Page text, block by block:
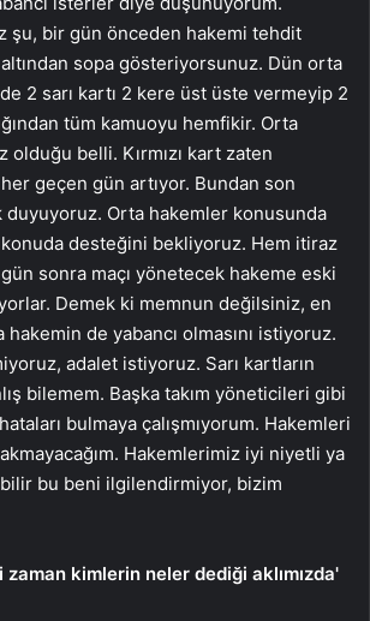
şu, bir gün önceden hakemi tehdit
sopa gösteriyorsunuz. Dün orta
2 sarı kartı 2 kere üst üste vermeyip 2
tüm kamuoyu hemfikir. Orta
olduğu belli. Kırmızı kart zaten
geçen gün artıyor. Bundan son
duyuyoruz. Orta hakemler konusunda
desteğini bekliyoruz. Hem itiraz
sonra maçı yönetecek hakeme eski
Demek ki memnun değilsiniz, en
hakemin de yabancı olmasını istiyoruz.
adalet istiyoruz. Sarı kartların
bilemem. Başka takım yöneticileri gibi
bulmaya çalışmıyorum. Hakemleri
Hakemlerimiz iyi niyetli ya
bu beni ilgilendirmiyor, bizim
kimlerin neler dediği aklımızda'